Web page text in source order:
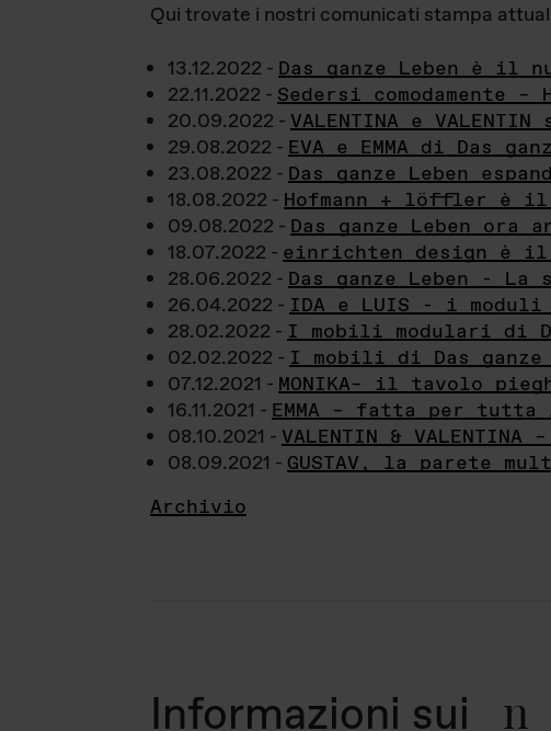
Qui trovate i nostri comunicati stampa
13.12.2022 - Das ganze Leben è il
22.11.2022 - Sedersi comodamente –
20.09.2022 - VALENTINA e
29.08.2022 - EVA e EMMA di Das
23.08.2022 - Das ganze Leben
18.08.2022 - Hofmann + löffler è il
09.08.2022 - Das ganze Leben ora
18.07.2022 - einrichten design è il
28.06.2022 - Das ganze Leben -
26.04.2022 - IDA e LUIS - i moduli
28.02.2022 - I mobili modulari di
02.02.2022 - I mobili di Das ganze
07.12.2021 - MONIKA– il tavolo
16.11.2021 - EMMA – fatta per
08.10.2021 - VALENTIN &
08.09.2021 - GUSTAV, la parete
Archivio
Informazioni sui